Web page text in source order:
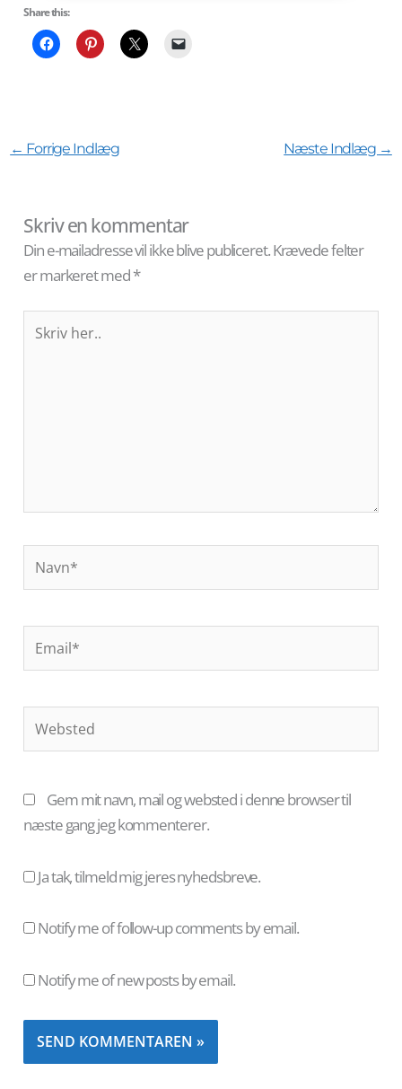
Share this:
← Forrige Indlæg Næste Indlæg →
Skriv en kommentar
Din e-mailadresse vil ikke blive publiceret.Krævede felter
er markeret med*
Skriv
Websted
Gem mit navn, mail og websted i denne browser til
næste gang jeg kommenterer.
Ja tak, tilmeld mig jeres nyhedsbreve.
Notify me of follow-up comments by email.
Notify me of new posts by email.